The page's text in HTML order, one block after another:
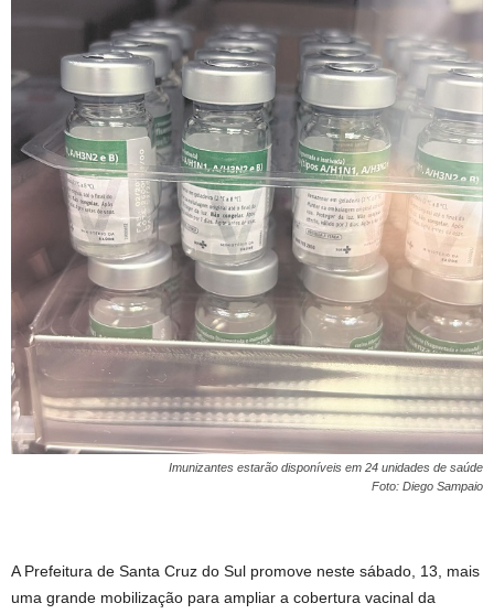
Imunizantes estarão disponíveis em 24 unidades de saúde
Foto: Diego Sampaio
A Prefeitura de Santa Cruz do Sul promove neste sábado, 13, mais
uma grande mobilização para ampliar a cobertura vacinal da